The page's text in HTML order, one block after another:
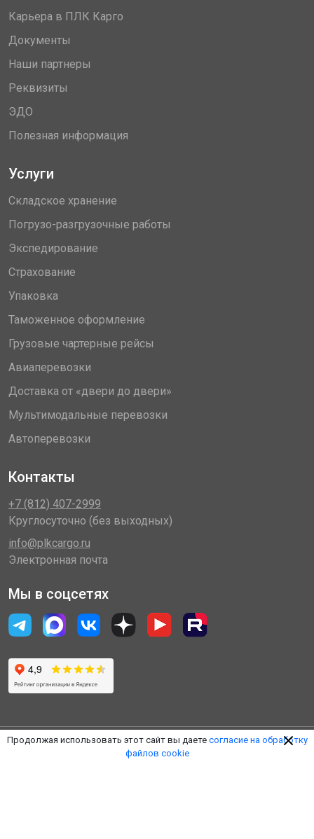
Карьера в ПЛК Карго
Документы
Наши партнеры
Реквизиты
ЭДО
Полезная информация
Услуги
Складское хранение
Погрузо-разгрузочные работы
Экспедирование
Страхование
Упаковка
Таможенное оформление
Грузовые чартерные рейсы
Авиаперевозки
Доставка от «двери до двери»
Мультимодальные перевозки
Автоперевозки
Контакты
+7 (812) 407-2999
Круглосуточно (без выходных)
info@plkcargo.ru
Электронная почта
Мы в соцсетях
© 2014 - 2026 «Пулковская Логистическая Компания»
Продолжая использовать этот сайт вы даете согласие на обработку
файлов cookie